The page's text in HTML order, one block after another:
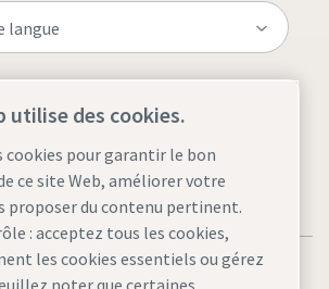
utilise des cookies.
cookies pour garantir le bon
ce site Web, améliorer votre
proposer du contenu pertinent.
: acceptez tous les cookies,
les cookies essentiels ou gérez